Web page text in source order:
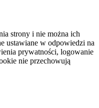
strony i nie można ich
ustawiane w odpowiedzi na
prywatności, logowanie
nie przechowują